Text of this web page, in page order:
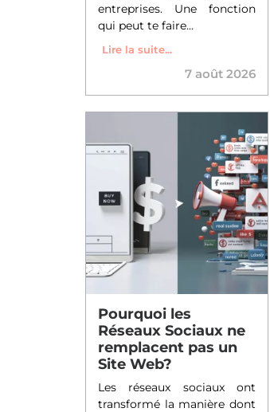
entreprises. Une fonction
qui peut te faire...
Lire la suite...
7 août 2026
Pourquoi les
Réseaux Sociaux ne
remplacent pas un
Site Web?
Les réseaux sociaux ont
transformé la manière dont